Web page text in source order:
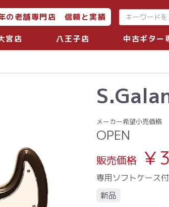
の老舗専門店 信頼と実績
宮店 八王子店 中古ギター
メーカー希望小売価格
OPEN
販売価格 ￥
専用ソフトケース付
新品